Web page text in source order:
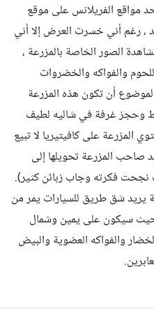
مواقع الفريلانس على موقع
رغم أني خسرت العرض إلا أني
الصور الخاصة بالمزرعة ،
والفواكه والخضروات
أن تكون هذه المزرعة
وحجز غرفة في شاليه لطيف
على كافيتيريا لا تبيع
صاحب المزرعة تحويلها إلى
فكرته وجاب زبائن كثير).
شق طريق للسيارات يمر من
حيث سيكون على يمين وشمال
والفواكه العضوية والبيض